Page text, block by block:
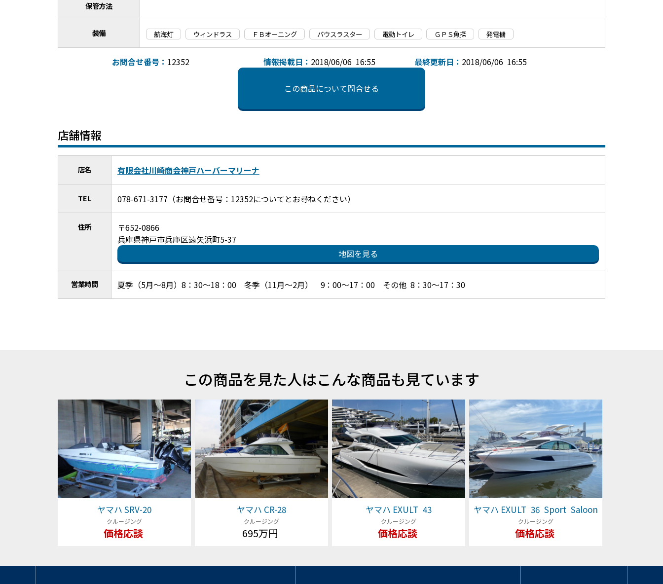
保管方法
装備 航海灯 ウィンドラス ＦＢオーニング バウスラスター 電動トイレ ＧＰＳ魚探 発電機
お問合せ番号： 12352 情報掲載日： 2018/06/06 16:55 最終更新日： 2018/06/06 16:55
この商品について問合せる
店舗情報
店名 有限会社川崎商会神戸ハーバーマリーナ
TEL 078-671-3177（お問合せ番号：12352についてとお尋ねください）
住所
〒652-0866
兵庫県神戸市兵庫区遠矢浜町5-37
地図を見る
営業時間 夏季（5月～8月）8：30～18：00 冬季（11月～2月） 9：00～17：00 その他 8：30～17：30
この商品を見た人はこんな商品も見ています
ヤマハ SRV-20
クルージング
価格応談
ヤマハ CR-28
クルージング
695万円
ヤマハ EXULT 43
クルージング
価格応談
ヤマハ EXULT 36 Sport Saloon
クルージング
価格応談